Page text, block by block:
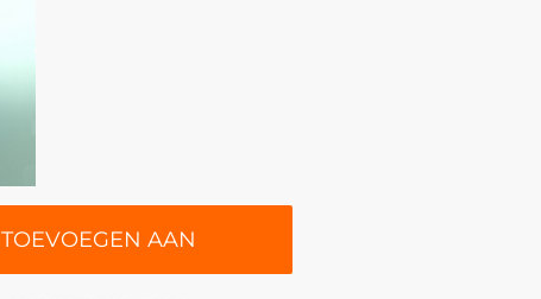
TOEVOEGEN AAN